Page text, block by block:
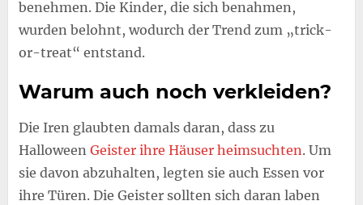
benehmen. Die Kinder, die sich benahmen,
wurden belohnt, wodurch der Trend zum „trick-
or-treat“ entstand.
Warum auch noch verkleiden?
Die Iren glaubten damals daran, dass zu
Halloween Geister ihre Häuser heimsuchten. Um
sie davon abzuhalten, legten sie auch Essen vor
ihre Türen. Die Geister sollten sich daran laben